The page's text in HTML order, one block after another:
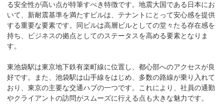
る安全性が高い点が特筆すべき特徴です。地震大国である日本にお
いて、新耐震基準を満たすビルは、テナントにとって安心感を提供
する重要な要素です。同ビルは高層ビルとしての堂々たる存在感を
持ち、ビジネスの拠点としてのステータスを高める要素となりま
す。
東池袋駅は東京地下鉄有楽町線に位置し、都心部へのアクセスが良
好です。また、池袋駅は山手線をはじめ、多数の路線が乗り入れて
おり、東京の主要な交通ハブの一つです。これにより、社員の通勤
やクライアントの訪問がスムーズに行える点も大きな魅力です。